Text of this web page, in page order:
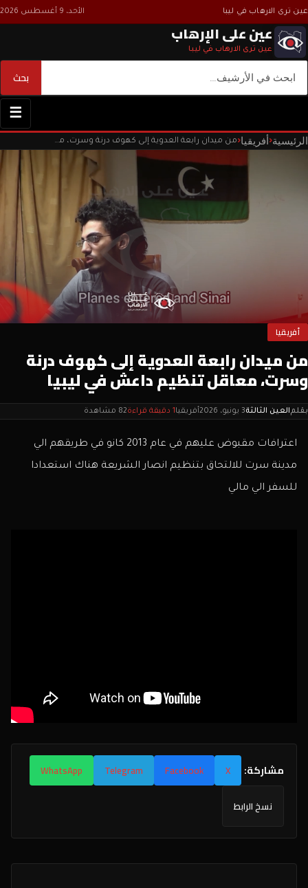
عين ترى الارهاب في ليبا الأحد، 9 أغسطس 2026
عين على الإرهاب
عين ترى الارهاب في ليبا
بحث
☰
الرئيسية‹أفريقيا‹ من ميدان رابعة العدوية إلى كهوف درنة وسرت، معاقل تنظيم داعش في ليبيا
أفريقيا
من ميدان رابعة العدوية إلى كهوف درنة
وسرت، معاقل تنظيم داعش في ليبيا
بقلمالعين الثالثة3 يونيو، 2026 أفريقيا1 دقيقة قراءة 82 مشاهدة
اعترافات مقبوض عليهم في عام 2013 كانو في طريقهم الي
مدينة سرت للالتحاق بتنظيم انصار الشريعة هناك استعدادا
للسفر الي مالي
مشاركة: X
Facebook
Telegram
WhatsApp
نسخ الرابط